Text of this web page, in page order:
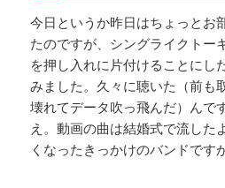
今日というか昨日はちょっとお
たのですが、シングライクトー
を押し入れに片付けることにし
みました。久々に聴いた（前も
壊れてデータ吹っ飛んだ）んで
え。動画の曲は結婚式で流した
くなったきっかけのバンドです